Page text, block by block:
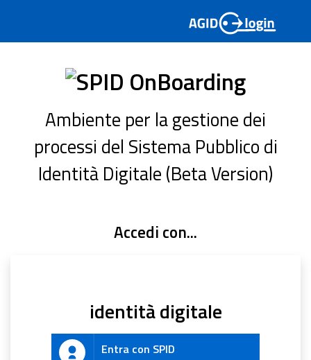
Ambiente per la gestione dei
processi del Sistema Pubblico di
Identità Digitale (Beta Version)
Accedi con...
identità digitale
Entra con SPID